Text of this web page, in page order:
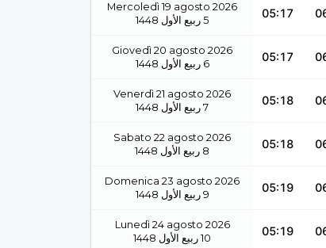
Mercoledì 19 agosto 2026
1448 ربيع الأول 5
05:17
Giovedì 20 agosto 2026
1448 ربيع الأول 6
05:17
Venerdì 21 agosto 2026
1448 ربيع الأول 7
05:18
Sabato 22 agosto 2026
1448 ربيع الأول 8
05:18
Domenica 23 agosto 2026
1448 ربيع الأول 9
05:19
Lunedì 24 agosto 2026
1448 ربيع الأول 10
05:19